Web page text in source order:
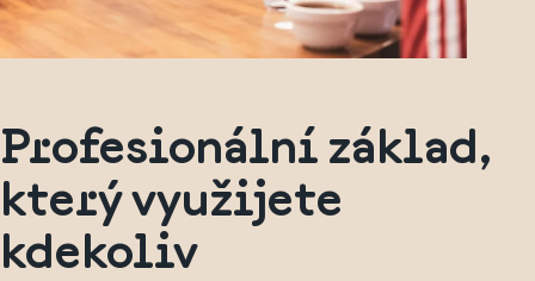
Profesionální základ,
který využijete
kdekoliv